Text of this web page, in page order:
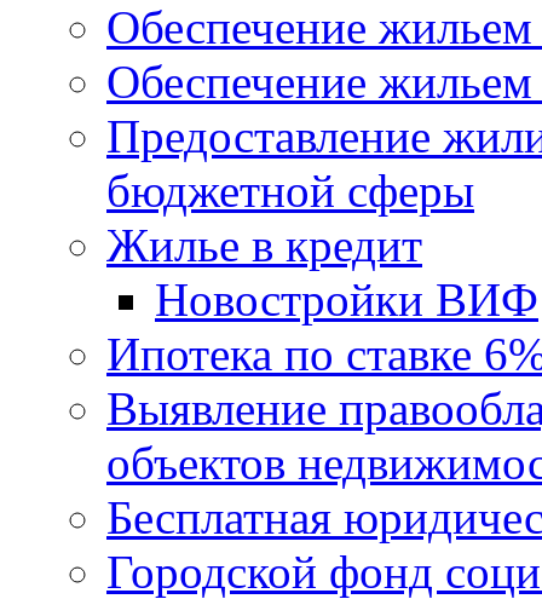
Обеспечение
Обеспечение жильем
Предоставление
бюджетной сферы
Жилье в кредит
Новостройки ВИФ
Ипотека по ставке
Выявление
объектов
Бесплатная
Городской фонд